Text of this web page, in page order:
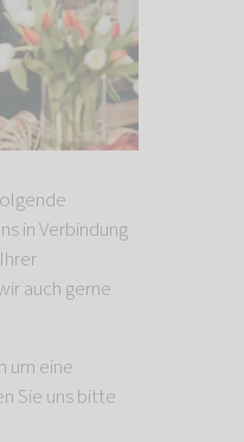
in Verbindung
auch gerne
um eine
Sie uns bitte